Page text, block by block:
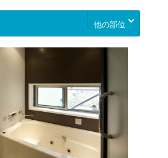
他の部位